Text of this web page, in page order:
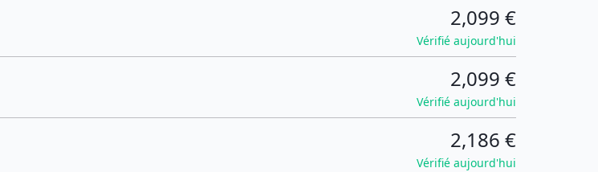
2,099 €
Vérifié aujourd'hui
2,099 €
Vérifié aujourd'hui
2,186 €
Vérifié aujourd'hui